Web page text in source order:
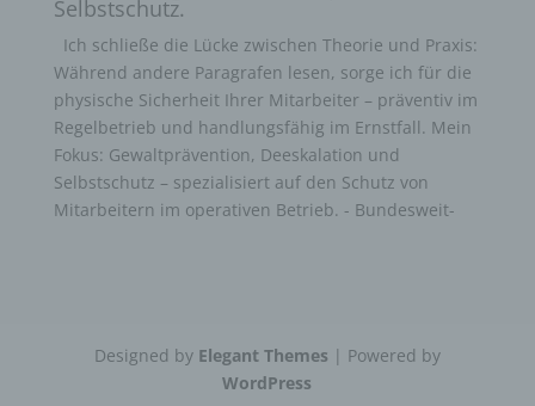
Selbstschutz.
Ich schließe die Lücke zwischen Theorie und Praxis:
Während andere Paragrafen lesen, sorge ich für die
physische Sicherheit Ihrer Mitarbeiter – präventiv im
Regelbetrieb und handlungsfähig im Ernstfall. Mein
Fokus: Gewaltprävention, Deeskalation und
Selbstschutz – spezialisiert auf den Schutz von
Mitarbeitern im operativen Betrieb. - Bundesweit-
Designed by Elegant Themes | Powered by
WordPress